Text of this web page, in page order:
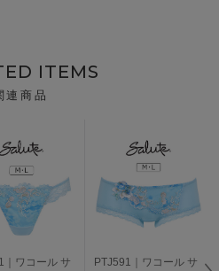
ITEMS
連商品
｜ワコール サ
PTJ591｜ワコール サ